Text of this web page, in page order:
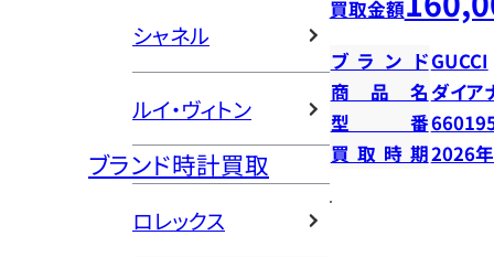
シャネル
ルイ・ヴィトン
ブランド時計買取
ロレックス
買取金額
ブランドGUCCI
商品名ダイア
型番
買取時期2026